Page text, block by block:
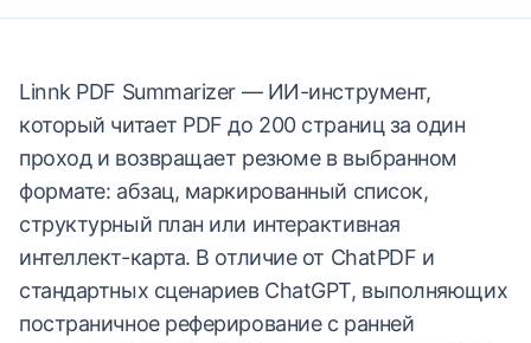
Linnk PDF Summarizer — ИИ-инструмент,
который читает PDF до 200 страниц за один
проход и возвращает резюме в выбранном
формате: абзац, маркированный список,
структурный план или интерактивная
интеллект-карта. В отличие от ChatPDF и
стандартных сценариев ChatGPT, выполняющих
постраничное реферирование с ранней